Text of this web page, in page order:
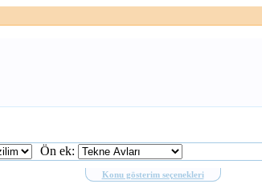
Konu gösterim seçenekleri
Ön ek: